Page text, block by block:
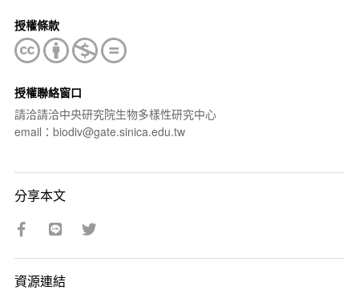
授權條款
授權聯絡窗口
請洽請洽中央研究院生物多樣性研究中心
email：biodiv@gate.sinica.edu.tw
分享本文
資源連結